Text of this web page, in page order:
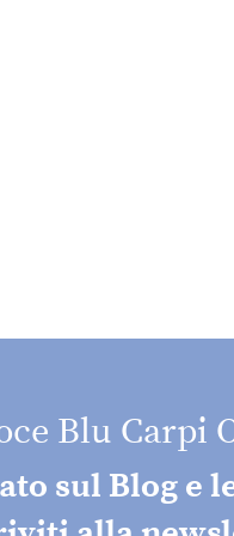
Blu Carpi
sul Blog e